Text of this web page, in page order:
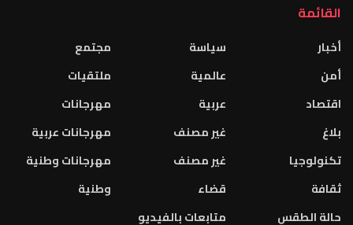
القائمة
أخبار
أمن
اقتصاد
بلاغ
تكنولوجيا
ثقافة
حالة الطقس
سياسة
عالمية
عربية
غير مصنف
غير مصنف
قضاء
متابعات بالفيديو
مجتمع
ملتقيات
مهرجانات
مهرجانات عربية
مهرجانات وطنية
وطنية